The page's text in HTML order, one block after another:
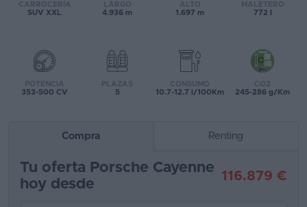
Asistente
Comparador
CARROCERÍA
SUV XXL
LARGO
4.936 m
ALTO
1.697 m
MALETERO
772 l
POTENCIA
353-500 CV
PLAZAS
5
CONSUMO
10.7-12.7 l/100Km
CO2
245-286 g/Km
Compra Renting
Tu oferta Porsche Cayenne
hoy desde
116.879 €